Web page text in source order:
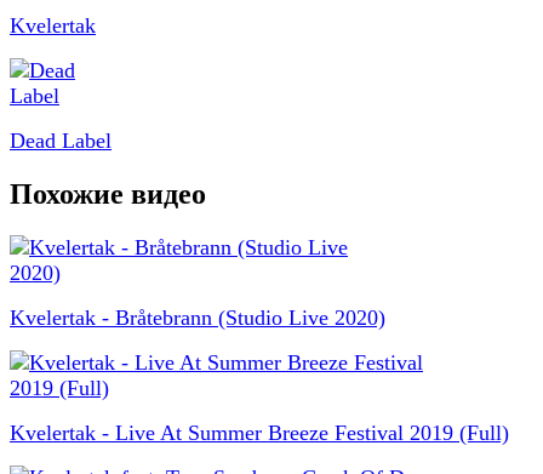
Kvelertak
Dead Label
Похожие видео
Kvelertak - Bråtebrann (Studio Live 2020)
Kvelertak - Live At Summer Breeze Festival 2019 (Full)